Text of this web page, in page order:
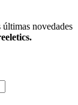
novedades